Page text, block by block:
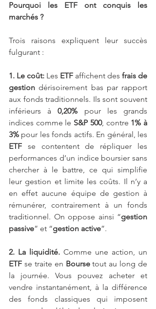
Pourquoi les ETF ont conquis les
marchés ?
Trois raisons expliquent leur succès
fulgurant :
1. Le coût: Les ETF affichent des frais de
gestion dérisoirement bas par rapport
aux fonds traditionnels. Ils sont souvent
inférieurs à 0,20% pour les grands
indices comme le S&P 500, contre 1% à
3% pour les fonds actifs. En général, les
ETF se contentent de répliquer les
performances d’un indice boursier sans
chercher à le battre, ce qui simplifie
leur gestion et limite les coûts. Il n’y a
en effet aucune équipe de gestion à
rémunérer, contrairement à un fonds
traditionnel. On oppose ainsi “gestion
passive” et “gestion active”.
2. La liquidité.
ETF se traite en Bourse tout au long de
la journée. Vous pouvez acheter et
vendre instantanément, à la différence
des fonds classiques qui imposent